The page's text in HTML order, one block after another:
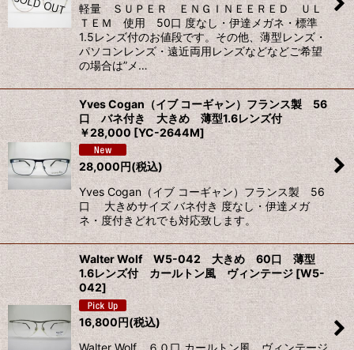
軽量 ＳＵＰＥＲ ＥＮＧＩＮＥＥＲＥＤ ＵＬ
ＴＥＭ 使用 50口 度なし・伊達メガネ・標準
1.5レンズ付のお値段です。その他、薄型レンズ・
パソコンレンズ・遠近両用レンズなどなどご希望
の場合は”メ…
Yves Cogan（イブ コーギャン）フランス製 56
口 バネ付き 大きめ 薄型1.6レンズ付
￥28,000 [YC-2644M]
28,000円(税込)
Yves Cogan（イブ コーギャン）フランス製 56
口 大きめサイズ バネ付き 度なし・伊達メガ
ネ・度付きどれでも対応致します。
Walter Wolf W5-042 大きめ 60口 薄型
1.6レンズ付 カールトン風 ヴィンテージ[W5-
042]
16,800円(税込)
Walter Wolf ６０口 カールトン風 ヴィンテージ